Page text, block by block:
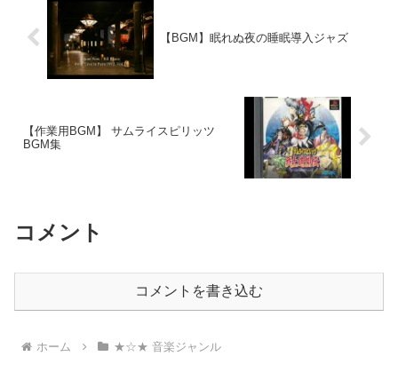
【BGM】眠れぬ夜の睡眠導入ジャズ
【作業用BGM】 サムライスピリッツ
BGM集
コメント
コメントを書き込む
ホーム ★☆★ 音楽ジャンル